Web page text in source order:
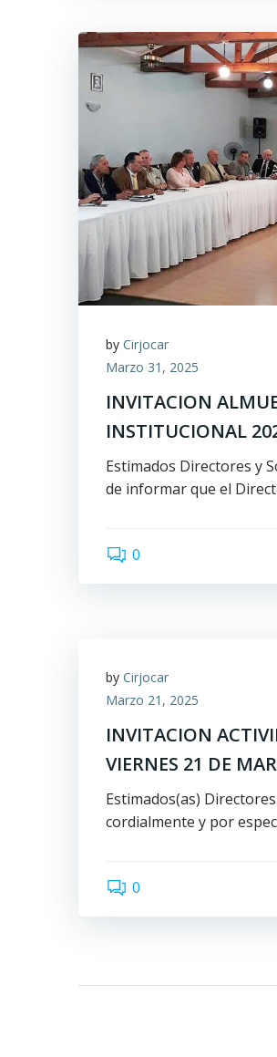
by Cirjocar
Marzo 31, 2025
INVITACION
INSTITUCIONAL
Estimados Directores y
de informar que el
0
by Cirjocar
Marzo 21, 2025
INVITACION
VIERNES 21 DE
Estimados(as)
cordialmente y por
0